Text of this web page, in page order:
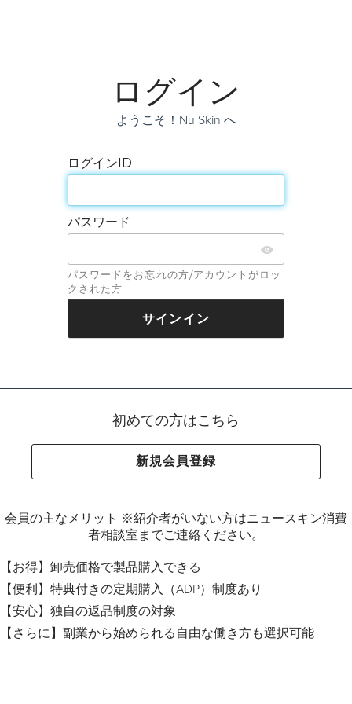
ログイン
ようこそ！Nu Skin へ
ログインID
パスワード
パスワードをお忘れの方/アカウントがロッ
クされた方
初めての方はこちら
新規会員登録
会員の主なメリット ※紹介者がいない方はニュースキン消費
者相談室までご連絡ください。
【お得】卸売価格で製品購入できる
【便利】特典付きの定期購入（ADP）制度あり
【安心】独自の返品制度の対象
【さらに】副業から始められる自由な働き方も選択可能